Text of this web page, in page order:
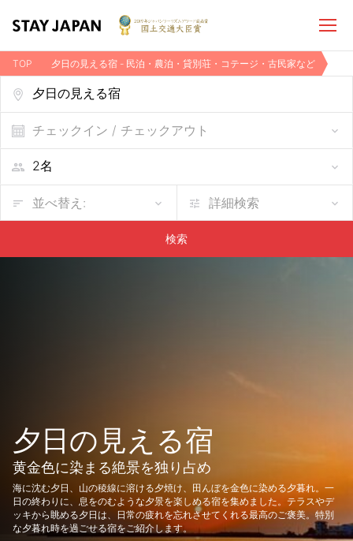
TOP 夕日の見える宿 - 民泊・農泊・貸別荘・コテージ・古民家など
チェックイン / チェックアウト
並べ替え: 詳細検索
検索
夕日の見える宿
黄金色に染まる絶景を独り占め
海に沈む夕日、山の稜線に溶ける夕焼け、田んぼを金色に染める夕暮れ。一
日の終わりに、息をのむような夕景を楽しめる宿を集めました。テラスやデ
ッキから眺める夕日は、日常の疲れを忘れさせてくれる最高のご褒美。特別
な夕暮れ時を過ごせる宿をご紹介します。